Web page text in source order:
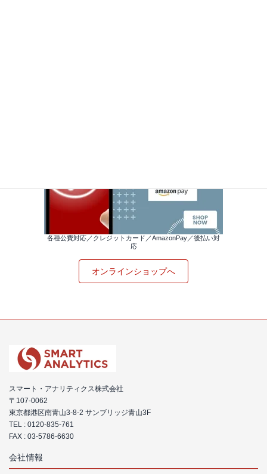
各種公費対応／クレジットカード／AmazonPay／後払い対
応
オンラインショップへ
スマート・アナリティクス株式会社
〒107-0062
東京都港区南青山3-8-2 サンブリッジ青山3F
TEL : 0120-835-761
FAX : 03-5786-6630
会社情報